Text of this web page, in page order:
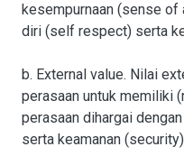
kesempurnaan (sense of
diri (self respect) serta
b. External value. Nilai
perasaan untuk memiliki
perasaan dihargai
serta keamanan